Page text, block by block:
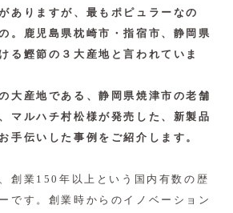
ありますが、最もポピュラーなの
。鹿児島県枕崎市・指宿市、静岡県
る鰹節の３大産地と言われていま
大産地である、静岡県焼津市の老舗
マルハチ村松様が発売した、新製品
手伝いした事例をご紹介します。
創業150年以上という国内有数の歴
です。創業時からのイノベーション